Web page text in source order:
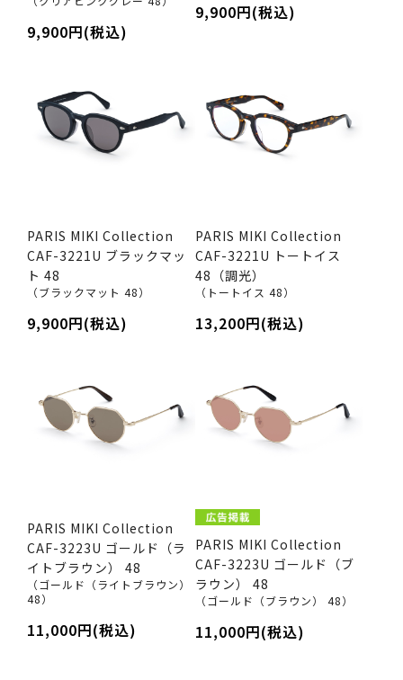
9,900円(税込)
9,900円(税込)
PARIS MIKI Collection
CAF-3221U ブラックマッ
ト 48
（ブラックマット 48）
9,900円(税込)
PARIS MIKI Collection
CAF-3221U トートイス
48（調光）
（トートイス 48）
13,200円(税込)
PARIS MIKI Collection
CAF-3223U ゴールド（ラ
イトブラウン） 48
（ゴールド（ライトブラウン）
48）
11,000円(税込)
PARIS MIKI Collection
CAF-3223U ゴールド（ブ
ラウン） 48
（ゴールド（ブラウン） 48）
11,000円(税込)